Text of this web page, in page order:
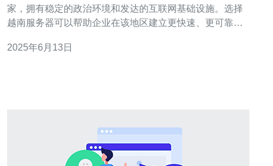
家，拥有稳定的政治环境和发达的互联网基础设施。选择
越南服务器可以帮助企业在该地区建立更快速、更可靠的
延时是影响用户体验的重要因素之一。选择低延时的服务
2025年6月13日